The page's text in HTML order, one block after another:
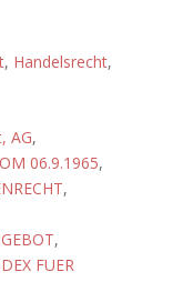
, Handelsrecht,
AG,
06.9.1965,
,
,
FUER